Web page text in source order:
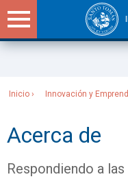
Inicio Innovación y
Acerca de
Respondiendo a